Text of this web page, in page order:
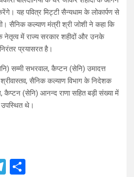
यह पवित्र मिट्टी सैन्यधाम के लोकार्पण से
सैनिक कल्याण मंत्री श्री जोशी ने कहा कि
नेतृत्व में राज्य सरकार शहीदों और उनके
प्रयासरत है।
सम्मी सभरवाल, कैप्टन (सेनि) उमादत्त
सैनिक कल्याण विभाग के निदेशक
कैप्टन (सेनि) आनन्द राणा सहित बड़ी संख्या में
उपस्थित थे।
T